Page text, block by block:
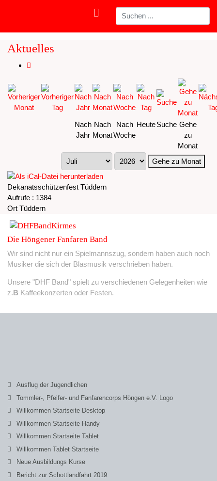
Aktuelles
Nach
Jahr
Nach
Monat
Nach
Woche
HeuteSuche Gehe
zu
Monat
Gehe zu Monat
Dekanatsschützenfest Tüddern
Aufrufe : 1384
Ort Tüddern
Die Höngener Fanfaren Band
Wir sind nicht nur ein Spielmannszug, sondern haben auch noch
Musiker die sich der Blasmusik verschrieben haben.
Unsere "DHF Band" spielt zu verschiedenen Gelegenheiten wie
z.B Kaffeekonzerten oder Festen.
Ausflug der Jugendlichen
Tommler-, Pfeifer- und Fanfarencorps Höngen e.V. Logo
Willkommen Startseite Desktop
Willkommen Startseite Handy
Willkommen Startseite Tablet
Willkommen Tablet Startseite
Neue Ausbildungs Kurse
Bericht zur Schottlandfahrt 2019